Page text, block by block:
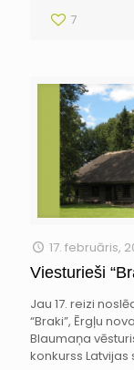
7
17. februāris,
Viesturieši
Jau 17. reizi
“Braki”, Ērgļu
Blaumaņa
konkurss